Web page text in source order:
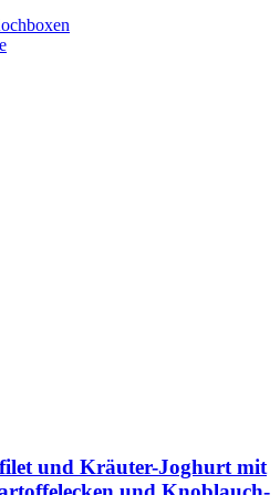
und Kräuter-Joghurt mit